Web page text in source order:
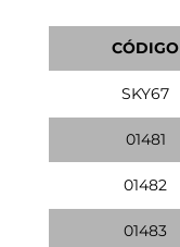
CÓDIGO
SKY67
01481
01482
01483